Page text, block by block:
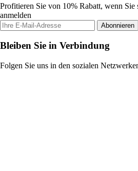
Profitieren Sie von 10% Rabatt, wenn Sie
anmelden
Abonnieren
Bleiben Sie in Verbindung
Folgen Sie uns in den sozialen